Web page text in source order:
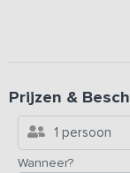
Prijzen &
1 persoon
Wanneer?